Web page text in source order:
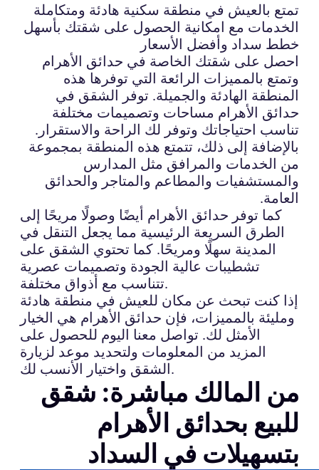
تمتع بالعيش في منطقة سكنية هادئة ومتكاملة
الخدمات مع امكانية الحصول على شقتك بأسهل
خطط سداد وأفضل الأسعار
احصل على شقتك الخاصة في حدائق الأهرام
وتمتع بالمميزات الرائعة التي توفرها هذه
المنطقة الهادئة والجميلة. توفر الشقق في
حدائق الأهرام مساحات وتصميمات مختلفة
تناسب احتياجاتك وتوفر لك الراحة والاستقرار.
بالإضافة إلى ذلك، تتمتع هذه المنطقة بمجموعة
من الخدمات والمرافق مثل المدارس
والمستشفيات والمطاعم والمتاجر والحدائق
العامة.
كما توفر حدائق الأهرام أيضًا وصولًا مريحًا إلى
الطرق السريعة الرئيسية مما يجعل التنقل في
المدينة سهلًا ومريحًا. كما تحتوي الشقق على
تشطيبات عالية الجودة وتصميمات عصرية
تتناسب مع أذواق مختلفة.
إذا كنت تبحث عن مكان للعيش في منطقة هادئة
ومليئة بالمميزات، فإن حدائق الأهرام هي الخيار
الأمثل لك. تواصل معنا اليوم للحصول على
المزيد من المعلومات ولتحديد موعد لزيارة
الشقق واختيار الأنسب لك.
من المالك مباشرة: شقق
للبيع بحدائق الأهرام
بتسهيلات في السداد